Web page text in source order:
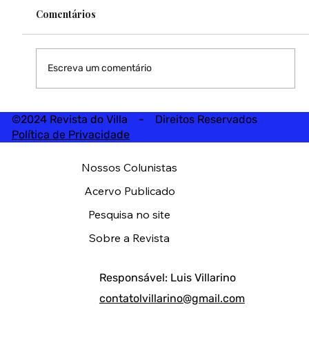
Comentários
Escreva um comentário
©2024 Revista do Villa - Direitos Reservados
Política de Privacidade
Responsável: Luis Villarino
contatolvillarino@gmail.com
Nossos Colunistas
Acervo Publicado
Pesquisa no site
Sobre a Revista